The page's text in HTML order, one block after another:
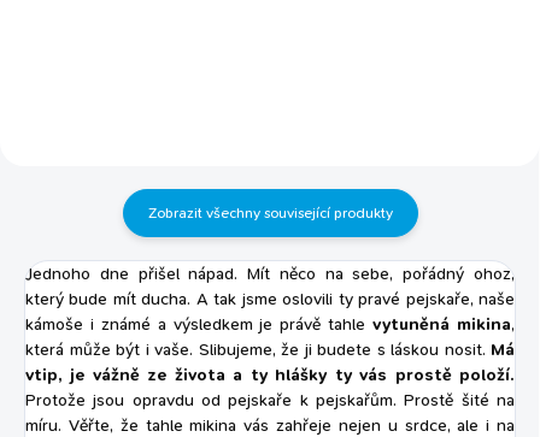
pšeničného lepku, speciální
receptura pro...
Zobrazit všechny související produkty
Jednoho dne přišel nápad. Mít něco na sebe, pořádný ohoz,
který bude mít ducha. A tak jsme oslovili ty pravé pejskaře, naše
kámoše i známé a výsledkem je právě tahlevytuněná mikina,
která může být i vaše. Slibujeme, že ji budete s láskou nosit. Má
vtip, je vážně ze života a ty hlášky ty vás prostě položí.
Protože jsou opravdu od pejskaře k pejskařům. Prostě šité na
míru. Věřte, že tahle mikina vás zahřeje nejen u srdce, ale i na